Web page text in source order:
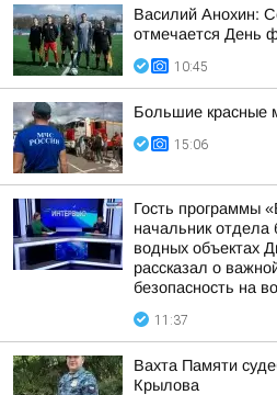
Василий Анохин:
отмечается День
10:45
Большие красные
15:06
Гость программы
начальник отдела
водных объектах
рассказал о
безопасность на
11:37
Вахта Памяти
Крылова